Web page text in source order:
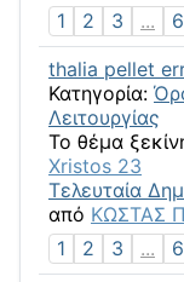
1
2 3 ...
6
thalia pellet
Κατηγορία:
Λειτουργίας
Το θέμα
Xristos 23
Τελευταία
από ΚΩΣΤΑΣ
1
2 3 ...
6